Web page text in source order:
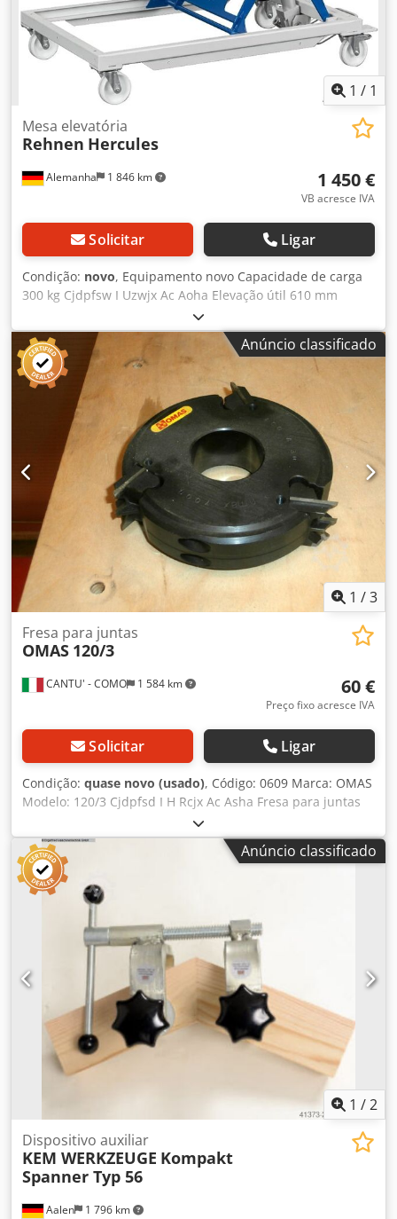
(Tamanho/extensão) Alicate lateral 460x140/145 mm
(Tamanho/extensão) Disponibilidade: curto prazo Local de
armazenamento: Flörsheim
1 / 1
Alemanha 1 846 km
Mesa elevatória
Rehnen Hercules
1 450 €
VB acresce IVA
Solicitar Ligar
Condição: novo, Equipamento novo Capacidade de carga
300 kg Cjdpfsw I Uzwjx Ac Aoha Elevação útil 610 mm
Altura de construção 400 mm Estrutura 1200x740 mm
Altura total 1.010 mm Peso 70 kg 4 rodízios robustos de
poliamida, 2 deles com freio de estacionamento A mesa
elevatória pode ser equipada com uma placa
correspondente por conta própria. Orifícios adequados
para fixação de um tampo de trabalho estão disponíveis
em quantidade suficiente na estrutura da mesa.
Disponibilidade: imediata Local de armazenamento:
Flörsheim O preço inclui transporte dentro da Alemanha
Anúncio classificado
1 /3
CANTU' - COMO 1 584 km
Fresa para juntas
OMAS 120/3
60 €
Preço fixo acresce IVA
Solicitar Ligar
Condição: quase novo (usado), Código: 0609 Marca: OMAS
Modelo: 120/3 Cjdpfsd I H Rcjx Ac Asha Fresa para juntas
Diâmetro 120 mm Altura 30 mm Furo 40 mm
Anúncio classificado
1 /2
Aalen 1 796 km
Dispositivo auxiliar
KEM WERKZEUGE Kompakt
Spanner Typ 56